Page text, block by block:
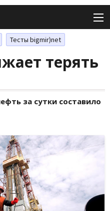
Тесты bigmir)net
терять
за сутки составило